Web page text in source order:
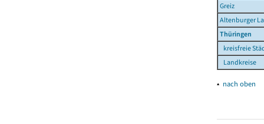
Greiz
Altenburger
Thüringen
kreisfreie
Landkreise
▴ nach oben